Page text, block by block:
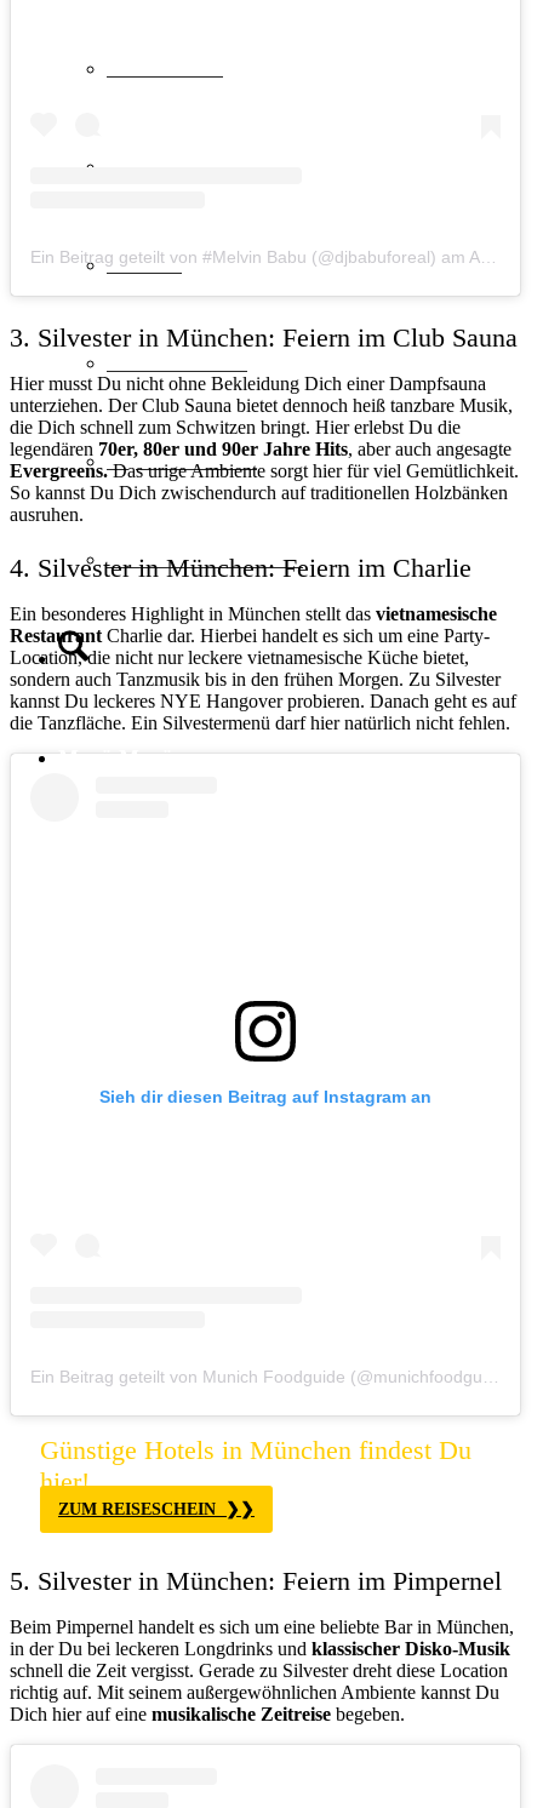
Schweiz
Top Hotelketten
MULTI-Reisescheine
Suche
Menü Menü
Ein Beitrag geteilt von #Melvin Babu (@djbabuforeal) am Aug 24, 2014 um 11:53 PDT
3. Silvester in München: Feiern im Club Sauna
Hier musst Du nicht ohne Bekleidung Dich einer Dampfsauna
unterziehen. Der Club Sauna bietet dennoch heiß tanzbare Musik,
die Dich schnell zum Schwitzen bringt. Hier erlebst Du die
legendären 70er, 80er und 90er Jahre Hits, aber auch angesagte
Evergreens.Das urige Ambiente sorgt hier für viel Gemütlichkeit.
So kannst Du Dich zwischendurch auf traditionellen Holzbänken
ausruhen.
4. Silvester in München: Feiern im Charlie
Ein besonderes Highlight in München stellt das vietnamesische
Restaurant Charlie dar. Hierbei handelt es sich um eine Party-
Location, die nicht nur leckere vietnamesische Küche bietet,
sondern auch Tanzmusik bis in den frühen Morgen. Zu Silvester
kannst Du leckeres NYE Hangover probieren. Danach geht es auf
die Tanzfläche. Ein Silvestermenü darf hier natürlich nicht fehlen.
Sieh dir diesen Beitrag auf Instagram an
Ein Beitrag geteilt von Munich Foodguide (@munichfoodguide)
Günstige Hotels in München findest Du
hier!
ZUM REISESCHEIN
5. Silvester in München: Feiern im Pimpernel
Beim Pimpernel handelt es sich um eine beliebte Bar in München,
in der Du bei leckeren Longdrinks und klassischer Disko-Musik
schnell die Zeit vergisst. Gerade zu Silvester dreht diese Location
richtig auf. Mit seinem außergewöhnlichen Ambiente kannst Du
Dich hier auf eine musikalische Zeitreise begeben.